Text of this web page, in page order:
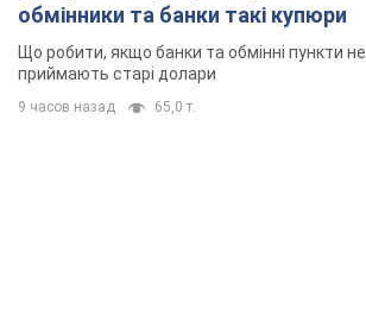
обмінники та банки такі купюри
Що робити, якщо банки та обмінні пункти не
приймають старі долари
9 часов назад 65,0 т.